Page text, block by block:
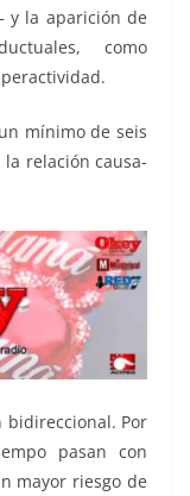
y la aparición de
como
mínimo de seis
relación causa-
bidireccional. Por
pasan con
mayor riesgo de